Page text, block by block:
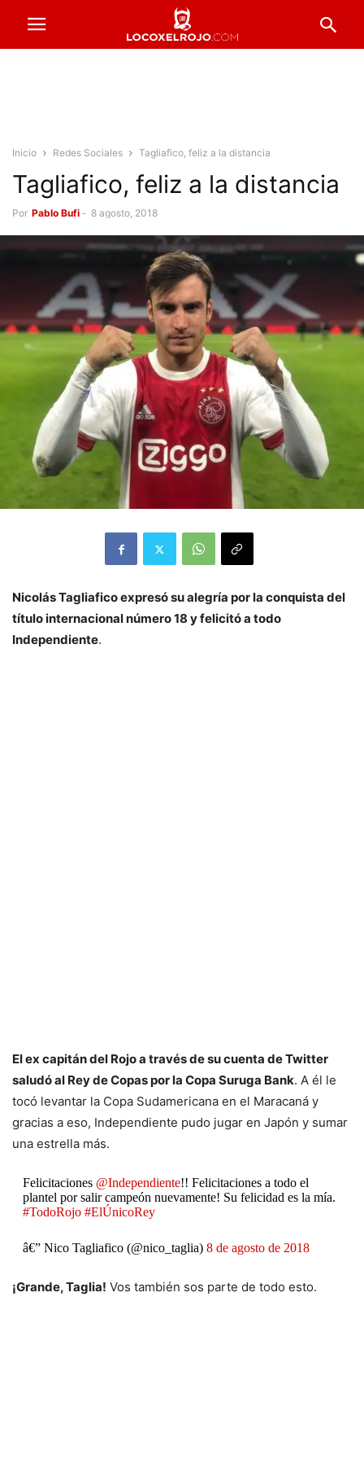
Inicio Redes Sociales Tagliafico, feliz a la distancia
Tagliafico, feliz a la distancia
Por Pablo Bufi - 8 agosto, 2018
Nicolás Tagliafico expresó su alegría por la conquista del
título internacional número 18 y felicitó a todo
Independiente.
El ex capitán del Rojo a través de su cuenta de Twitter
saludó al Rey de Copas por la Copa Suruga Bank. A él le
tocó levantar la Copa Sudamericana en el Maracaná y
gracias a eso, Independiente pudo jugar en Japón y sumar
una estrella más.
Felicitaciones @Independiente!! Felicitaciones a todo el
plantel por salir campeón nuevamente! Su felicidad es la mía.
#TodoRojo #ElÚnicoRey
â€” Nico Tagliafico (@nico_taglia) 8 de agosto de 2018
¡Grande, Taglia! Vos también sos parte de todo esto.